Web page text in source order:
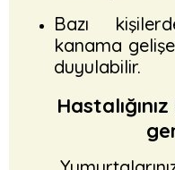
Bazı
kanama
duyulabilir.